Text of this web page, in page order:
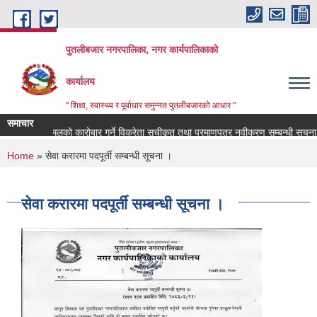
Skip to main content
पुतलीबजार नगरपालिका, नगर कार्यपालिकाको
कार्यालय
" शिक्षा, स्वास्थ्य र पूर्वाधार समुन्नत पुतलीबजारको आधार "
समाचार
रासायनिक मलको कारोबार गर्ने विक्रेता सूचीकृत तथा प्रमाणपत्र नवीकरण सम्बन्धी सूचना
You are here
Home » सेवा करारमा पदपूर्ती सम्बन्धी सूचना ।
सेवा करारमा पदपूर्ती सम्बन्धी सूचना ।